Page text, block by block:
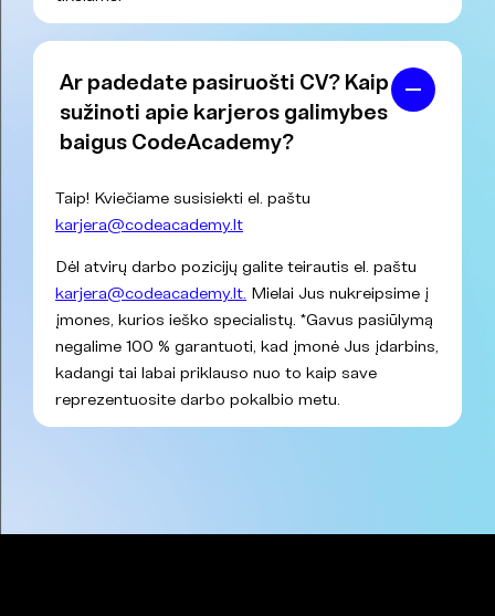
Ar padedate pasiruošti CV? Kaip
sužinoti apie karjeros galimybes
baigus CodeAcademy?
Taip! Kviečiame susisiekti el. paštu
karjera@codeacademy.lt
Dėl atvirų darbo pozicijų galite teirautis el. paštu
karjera@codeacademy.lt. Mielai Jus nukreipsime į
įmones, kurios ieško specialistų. *Gavus pasiūlymą
negalime 100 % garantuoti, kad įmonė Jus įdarbins,
kadangi tai labai priklauso nuo to kaip save
reprezentuosite darbo pokalbio metu.